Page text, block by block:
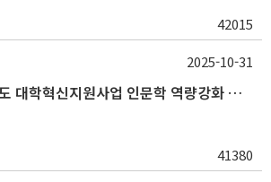
42015
(~11/6) 2025학년도 대학혁신지원사업 인문학 역량강화 동계 인턴십 참가자 선발 안내
41380
2025-10-31